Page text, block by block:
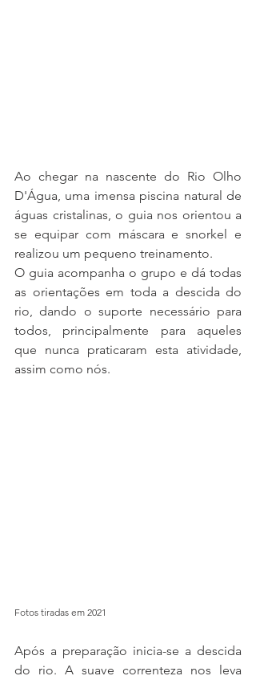
Ao chegar na nascente do Rio Olho
D'Água, uma imensa piscina natural de
águas cristalinas, o guia nos orientou a
se equipar com máscara e snorkel e
realizou um pequeno treinamento.
O guia acompanha o grupo e dá todas
as orientações em toda a descida do
rio, dando o suporte necessário para
todos, principalmente para aqueles
que nunca praticaram esta atividade,
assim como nós.
Fotos tiradas em 2021
Após a preparação inicia-se a descida
do rio. A suave correnteza nos leva